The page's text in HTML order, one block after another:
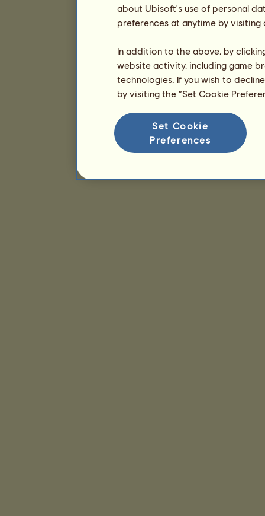
about Ubisoft's use of personal
preferences at anytime by
In addition to the above, by
website activity, including game
technologies. If you wish to
by visiting the “Set Cookie
Set Cookie
Preferences